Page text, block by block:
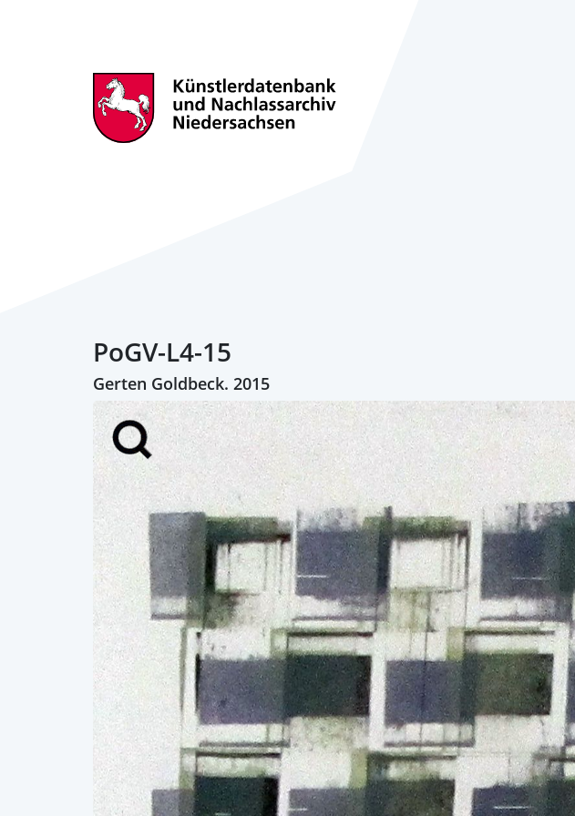
PoGV-L4-15
Gerten Goldbeck. 2015